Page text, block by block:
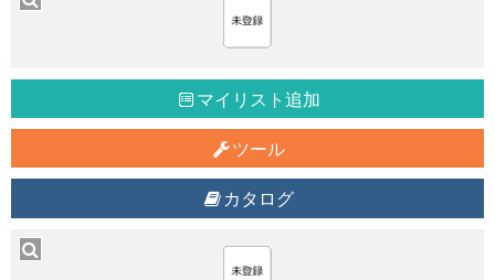
マイリスト追加
ツール
カタログ